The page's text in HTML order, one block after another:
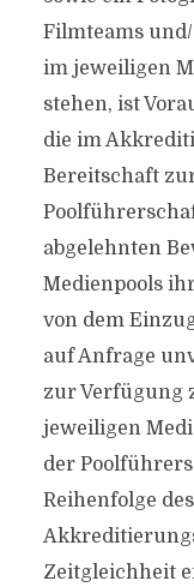
Filmteams
im jeweiligen
stehen, ist
die im
Bereitschaft
abgelehnten
Medienpools
von dem
auf Anfrage
zur Verfügung
jeweiligen
der
Reihenfolge
Zeitgleichheit